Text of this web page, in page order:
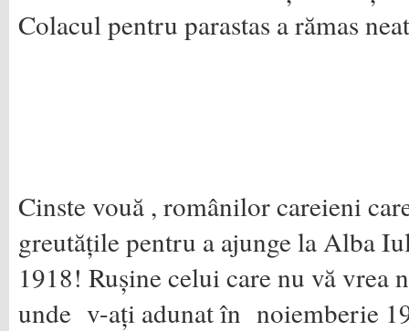
Colacul pentru parastas a rămas
Cinste vouă , românilor careieni
greutățile pentru a ajunge la Alba
1918! Rușine celui care nu vă vrea
unde v-ați adunat în noiemberie